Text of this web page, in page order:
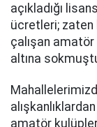
açıkladığı
ücretleri; zaten
çalışan
altına
amatör